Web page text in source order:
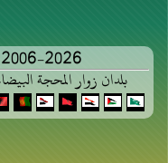
2026
بلدان زوار المحجة